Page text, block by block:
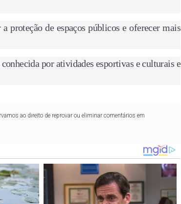
proteção de espaços públicos e oferecer mais
por atividades esportivas e culturais e
ao direito de reprovar ou eliminar comentários em